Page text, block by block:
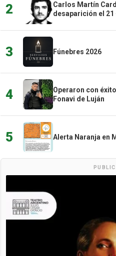
2
Carlos Martín
desaparición el 21
3 Fúnebres 2026
4
Operaron con
Fonavi de Luján
5 Alerta Naranja en